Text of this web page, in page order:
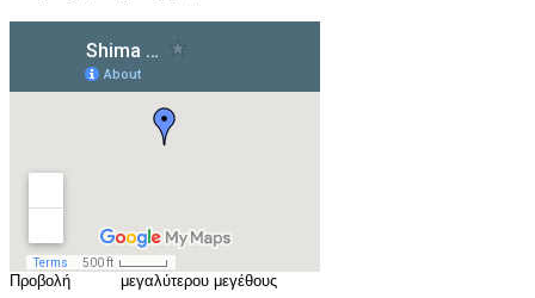
Προβολή μεγαλύτερου μεγέθους